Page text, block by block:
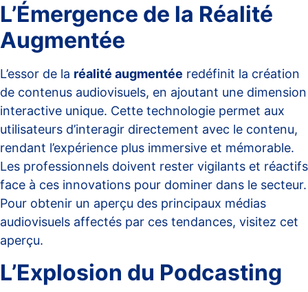
L’Émergence de la Réalité
Augmentée
L’essor de la réalité augmentée redéfinit la création
de contenus audiovisuels, en ajoutant une dimension
interactive unique. Cette technologie permet aux
utilisateurs d’interagir directement avec le contenu,
rendant l’expérience plus immersive et mémorable.
Les professionnels doivent rester vigilants et réactifs
face à ces innovations pour dominer dans le secteur.
Pour obtenir un aperçu des principaux médias
audiovisuels affectés par ces tendances, visitez cet
aperçu.
L’Explosion du Podcasting